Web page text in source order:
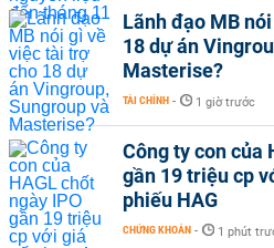
Lãnh đạo MB
18 dự án
Masterise?
TÀI CHÍNH - 1 giờ trước
Công ty con của
gần 19 triệu cp
phiếu HAG
CHỨNG KHOÁN - 1 phút